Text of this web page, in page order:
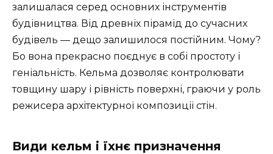
залишалася серед основних інструментів
будівництва. Від древніх пірамід до сучасних
будівель — дещо залишилося постійним. Чому?
Бо вона прекрасно поєднує в собі простоту і
геніальність. Кельма дозволяє контролювати
товщину шару і рівність поверхні, граючи у роль
режисера архітектурної композиції стін.
Види кельм і їхнє призначення